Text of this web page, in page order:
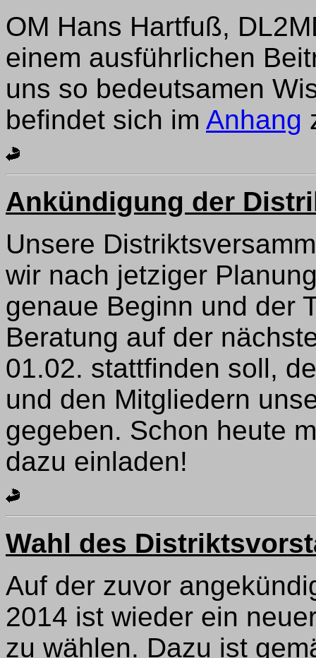
OM Hans Hartfuß,
einem ausführlichen
uns so bedeutsamen
befindet sich im Anhang
Ankündigung der
Unsere
wir nach jetziger
genaue Beginn und der
Beratung auf der
01.02. stattfinden soll,
und den Mitgliedern
gegeben. Schon heute
dazu einladen!
Wahl des
Auf der zuvor
2014 ist wieder ein
zu wählen. Dazu ist